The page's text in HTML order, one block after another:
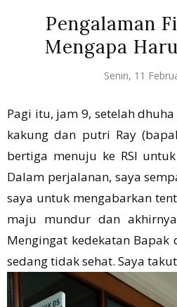
Pengalaman
Mengapa
Senin, 11
Pagi itu, jam 9, setelah
kakung dan putri Ray
bertiga menuju ke RSI
Dalam perjalanan, saya
saya untuk mengabarkan
maju mundur dan
Mengingat kedekatan Bapak
sedang tidak sehat. Saya